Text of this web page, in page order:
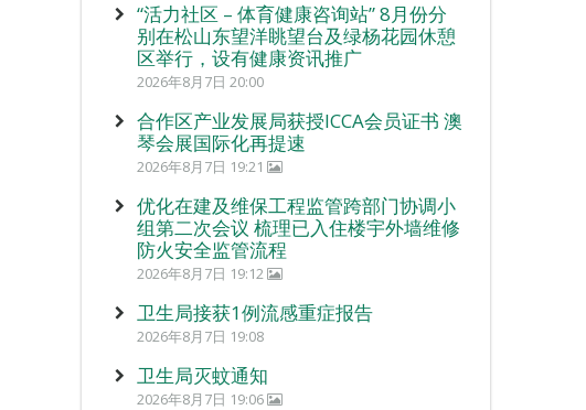
“活力社区 – 体育健康咨询站” 8月份分
别在松山东望洋眺望台及绿杨花园休憩
区举行，设有健康资讯推广
2026年8月7日 20:00
合作区产业发展局获授ICCA会员证书 澳
琴会展国际化再提速
2026年8月7日 19:21
优化在建及维保工程监管跨部门协调小
组第二次会议 梳理已入住楼宇外墙维修
防火安全监管流程
2026年8月7日 19:12
卫生局接获1例流感重症报告
2026年8月7日 19:08
卫生局灭蚊通知
2026年8月7日 19:06